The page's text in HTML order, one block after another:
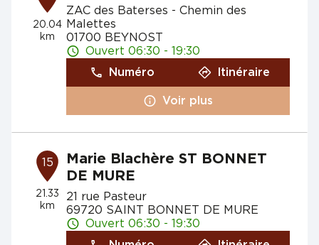
20.04
km
ZAC des Baterses - Chemin des
Malettes
01700 BEYNOST
Ouvert 06:30 - 19:30
Numéro
Itinéraire
Voir plus
15
21.33
km
Marie Blachère ST BONNET
DE MURE
21 rue Pasteur
69720 SAINT BONNET DE MURE
Ouvert 06:30 - 19:30